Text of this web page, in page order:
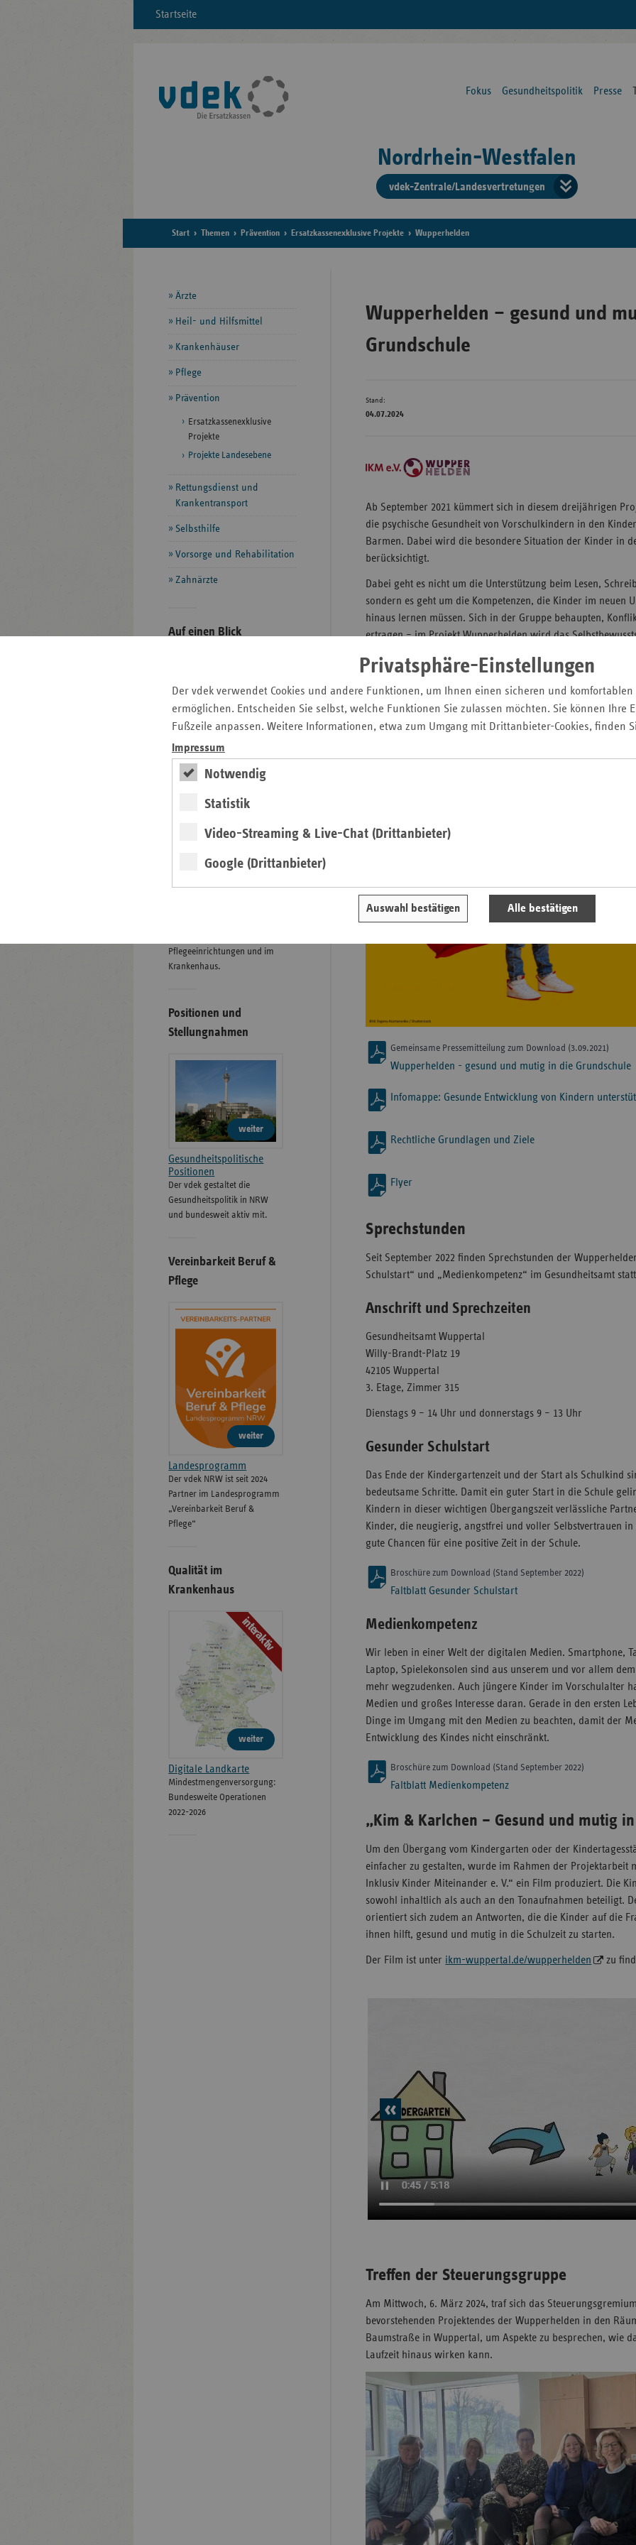
Privatsphäre-Einstellungen
Der vdek verwendet Cookies und andere Funktionen, um Ihnen einen sicheren und
ermöglichen. Entscheiden Sie selbst, welche Funktionen Sie zulassen möchten. Sie können Ihre
Fußzeile anpassen. Weitere Informationen, etwa zum Umgang mit Drittanbieter-Cookies, finden
Impressum
Notwendig
Statistik
Video-Streaming & Live-Chat (Drittanbieter)
Google (Drittanbieter)
Auswahl bestätigen Alle bestätigen
Startseite
Fokus Gesundheitspolitik Presse
Nordrhein-Westfalen
vdek-Zentrale/Landesvertretungen
der
Start Themen Prävention Ersatzkassenexklusive Projekte Wupperhelden
Wupperhelden – gesund und
Grundschule
Stand:
04.07.2024
Ab September 2021 kümmert sich in diesem dreijährigen
die psychische Gesundheit von Vorschulkindern in den
Barmen. Dabei wird die besondere Situation der Kinder in
berücksichtigt.
Dabei geht es nicht um die Unterstützung beim Lesen,
sondern es geht um die Kompetenzen, die Kinder im neuen
hinaus lernen müssen. Sich in der Gruppe behaupten,
ertragen – im Projekt Wupperhelden wird das
Träger des Projektes ist der Verein „IKM – Inklusiv Kinder
Wuppertal. Finanziert wird das Projekt vom Verband der
Interessen der Ersatzkassen in NRW vertritt.
Soziale Stadt der Stadt Wuppertal und die Bergische
Gemeinsame Pressemitteilung zum Download (3.09.2021)
Wupperhelden - gesund und mutig in die Grundschule
Infomappe: Gesunde Entwicklung von Kindern
Rechtliche Grundlagen und Ziele
Flyer
Sprechstunden
Seit September 2022 finden Sprechstunden der
Schulstart“ und „Medienkompetenz“ im Gesundheitsamt
Anschrift und Sprechzeiten
Gesundheitsamt Wuppertal
Willy-Brandt-Platz 19
42105 Wuppertal
3. Etage, Zimmer 315
Dienstags 9 – 14 Uhr und donnerstags 9 – 13 Uhr
Gesunder Schulstart
Das Ende der Kindergartenzeit und der Start als Schulkind
bedeutsame Schritte. Damit ein guter Start in die Schule
Kindern in dieser wichtigen Übergangszeit verlässliche
Kinder, die neugierig, angstfrei und voller Selbstvertrauen
gute Chancen für eine positive Zeit in der Schule.
Broschüre zum Download (Stand September 2022)
Faltblatt Gesunder Schulstart
Medienkompetenz
Wir leben in einer Welt der digitalen Medien. Smartphone,
Laptop, Spielekonsolen sind aus unserem und vor allem
mehr wegzudenken. Auch jüngere Kinder im Vorschulalter
Medien und großes Interesse daran. Gerade in den ersten
Dinge im Umgang mit den Medien zu beachten, damit der
Entwicklung des Kindes nicht einschränkt.
Broschüre zum Download (Stand September 2022)
Faltblatt Medienkompetenz
„Kim & Karlchen – Gesund und mutig
Um den Übergang vom Kindergarten oder der
einfacher zu gestalten, wurde im Rahmen der Projektarbeit
Inklusiv Kinder Miteinander e. V.“ ein Film produziert. Die
sowohl inhaltlich als auch an den Tonaufnahmen beteiligt.
orientiert sich zudem an Antworten, die die Kinder auf die
ihnen hilft, gesund und mutig in die Schulzeit zu starten.
Der Film ist unter ikm-wuppertal.de/wupperhelden zu
vorheriges
Element
Treffen der Steuerungsgruppe
Am Mittwoch, 6. März 2024, traf sich das
bevorstehenden Projektendes der Wupperhelden in den
Baumstraße in Wuppertal, um Aspekte zu besprechen, wie
Laufzeit hinaus wirken kann.
Seitennavigation
Ärzte
Heil- und Hilfsmittel
Krankenhäuser
Pflege
Prävention
Ersatzkassenexklusive
Projekte
Projekte Landesebene
Rettungsdienst und
Krankentransport
Selbsthilfe
Vorsorge und Rehabilitation
Zahnärzte
Seitenleiste
Auf einen Blick
Veranstaltungen
Gesunde Lebenswelten
regionalstark
Pflege­einrichtungen und im
Kranken­haus.
Positionen und
Stellungnahmen
weiter
Gesundheitspolitische
Positionen
Der vdek gestaltet die
Gesundheitspolitik in NRW
und bundesweit aktiv mit.
Vereinbarkeit Beruf &
Pflege
weiter
Landesprogramm
Der vdek NRW ist seit 2024
Partner im Landesprogramm
„Vereinbarkeit Beruf &
Pflege“
Qualität im
Krankenhaus
interaktiv
weiter
Digitale Landkarte
Mindestmengenversorgung:
Bundesweite Operationen
2022-2026